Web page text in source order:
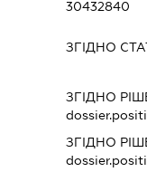
30432840
ЗГІДНО
ЗГІДНО
ЗГІДНО